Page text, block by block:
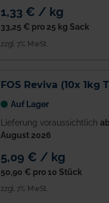
1,33 € / kg
33,25 € pro 25 kg Sack
zzgl. 7% MwSt.
FOS Reviva (10x 1kg
Auf Lager
Lieferung voraussichtlich
August 2026
5,09 € / kg
50,90 € pro 10 Stück
zzgl. 7% MwSt.